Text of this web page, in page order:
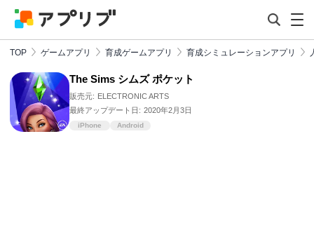
TOP ゲームアプリ 育成ゲームアプリ 育成シミュレーションアプリ
The Sims シムズ ポケット
販売元: ELECTRONIC ARTS
最終アップデート日: 2020年2月3日
iPhone Android